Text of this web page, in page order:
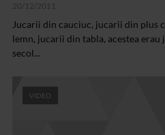
20/12/2011
Jucarii din cauciuc, jucarii din plus
lemn, jucarii din tabla, acestea
secol...
VIDEO